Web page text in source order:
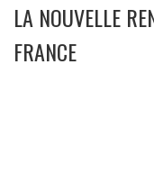
LA NOUVELLE
FRANCE